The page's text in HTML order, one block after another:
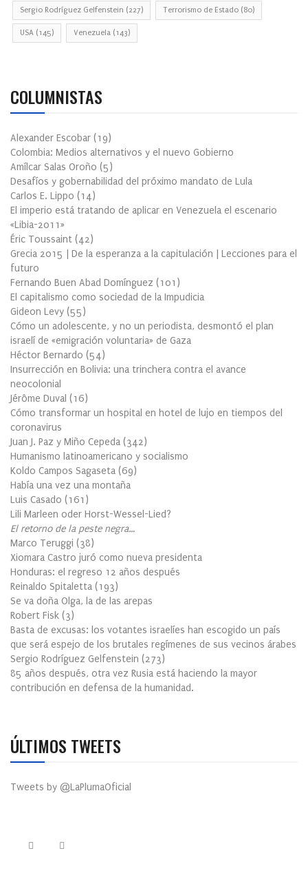
Sergio Rodríguez Gelfenstein (227) Terrorismo de Estado (80)
USA (145) Venezuela (143)
COLUMNISTAS
Alexander Escobar (19)
Colombia: Medios alternativos y el nuevo Gobierno
Amílcar Salas Oroño (5)
Desafíos y gobernabilidad del próximo mandato de Lula
Carlos E. Lippo (14)
El imperio está tratando de aplicar en Venezuela el escenario
«Libia-2011»
Éric Toussaint (42)
Grecia 2015 | De la esperanza a la capitulación | Lecciones para el
futuro
Fernando Buen Abad Domínguez (101 )
El capitalismo como sociedad de la Impudicia
Gideon Levy (55)
Cómo un adolescente, y no un periodista, desmontó el plan
israelí de «emigración voluntaria» de Gaza
Héctor Bernardo (54)
Insurrección en Bolivia: una trinchera contra el avance
neocolonial
Jérôme Duval (16)
Cómo transformar un hospital en hotel de lujo en tiempos del
coronavirus
Juan J. Paz y Miño Cepeda (342)
Humanismo latinoamericano y socialismo
Koldo Campos Sagaseta (69)
Había una vez una montaña
Luis Casado (161 )
Lili Marleen oder Horst-Wessel-Lied?
El retorno de la peste negra…
Marco Teruggi (38)
Xiomara Castro juró como nueva presidenta
Honduras: el regreso 12 años después
Reinaldo Spitaletta (193)
Se va doña Olga, la de las arepas
Robert Fisk (3)
Basta de excusas: los votantes israelíes han escogido un país
que será espejo de los brutales regímenes de sus vecinos árabes
Sergio Rodríguez Gelfenstein (273)
85 años después, otra vez Rusia está haciendo la mayor
contribución en defensa de la humanidad.
ÚLTIMOS TWEETS
Tweets by @LaPlumaOficial